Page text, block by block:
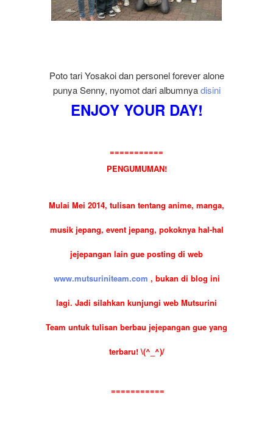
Poto tari Yosakoi dan personel forever alone
punya Senny, nyomot dari albumnyadisini
ENJOY YOUR DAY!
===========
PENGUMUMAN!
Mulai Mei 2014, tulisan tentang anime, manga,
musik jepang, event jepang, pokoknya hal-hal
jejepangan lain gue posting di web
www.mutsuriniteam.com , bukan di blog ini
lagi. Jadi silahkan kunjungi web Mutsurini
Team untuk tulisan berbau jejepangan gue yang
terbaru! \(^_^)/
===========